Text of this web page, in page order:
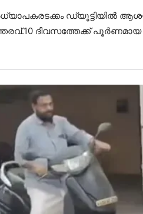
ഡ്യൂട്ടിയിൽ
ദിവസത്തേക്ക്